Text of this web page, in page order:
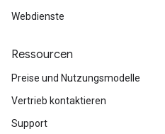
Webdienste
Ressourcen
Preise und Nutzungsmodelle
Vertrieb kontaktieren
Support